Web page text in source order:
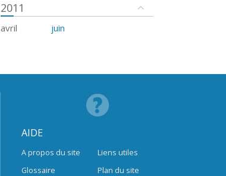
2011
avril juin
AIDE
A propos du site
Glossaire
Liens utiles
Plan du site